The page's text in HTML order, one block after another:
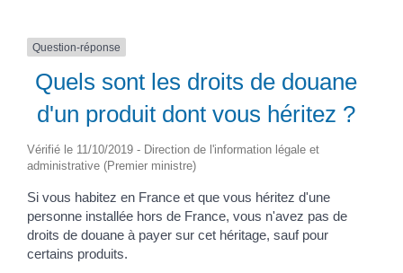
Question-réponse
Quels sont les droits de douane
d'un produit dont vous héritez ?
Vérifié le 11/10/2019 - Direction de l'information légale et
administrative (Premier ministre)
Si vous habitez en France et que vous héritez d'une
personne installée hors de France, vous n'avez pas de
droits de douane à payer sur cet héritage, sauf pour
certains produits.